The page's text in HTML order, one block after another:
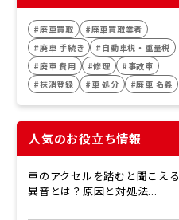
#廃車買取
#廃車買取業者
#廃車 手続き
#自動車税・重量税
#廃車 費用
#修理
#事故車
#抹消登録
#車 処分 #廃車 名義
人気のお役立ち情報
車のアクセルを踏むと聞こえる
異音とは？原因と対処法...